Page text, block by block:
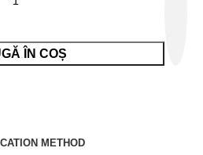
ÎN COȘ
METHOD